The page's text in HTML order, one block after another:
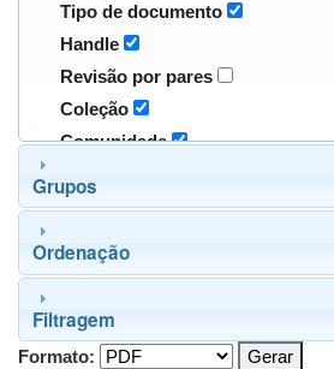
Tipo de documento
Handle
Revisão por pares
Coleção
Comunidade
Grupos
Ordenação
Filtragem
Formato: